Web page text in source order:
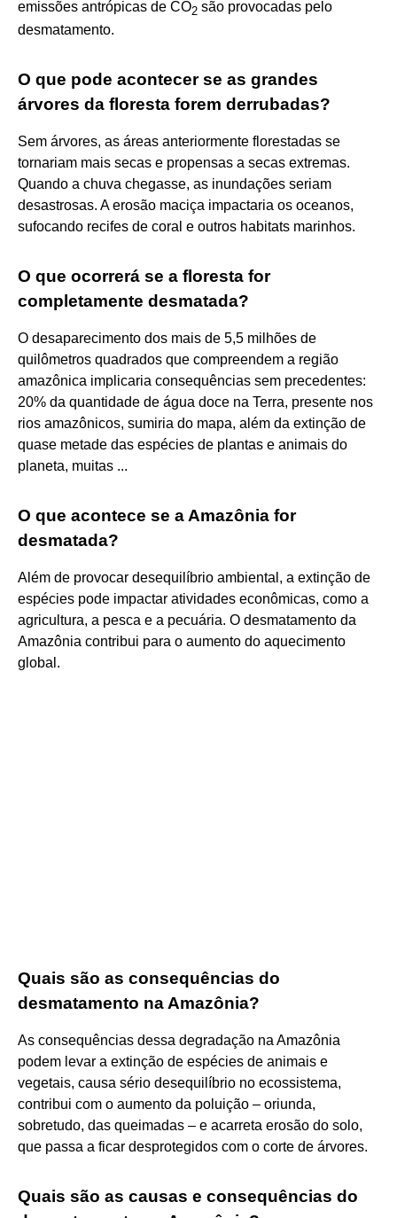
emissões antrópicas de CO2 são provocadas pelo
desmatamento.
O que pode acontecer se as grandes
árvores da floresta forem derrubadas?
Sem árvores, as áreas anteriormente florestadas se
tornariam mais secas e propensas a secas extremas.
Quando a chuva chegasse, as inundações seriam
desastrosas. A erosão maciça impactaria os oceanos,
sufocando recifes de coral e outros habitats marinhos.
O que ocorrerá se a floresta for
completamente desmatada?
O desaparecimento dos mais de 5,5 milhões de
quilômetros quadrados que compreendem a região
amazônica implicaria consequências sem precedentes:
20% da quantidade de água doce na Terra, presente nos
rios amazônicos, sumiria do mapa, além da extinção de
quase metade das espécies de plantas e animais do
planeta, muitas ...
O que acontece se a Amazônia for
desmatada?
Além de provocar desequilíbrio ambiental, a extinção de
espécies pode impactar atividades econômicas, como a
agricultura, a pesca e a pecuária. O desmatamento da
Amazônia contribui para o aumento do aquecimento
global.
Quais são as consequências do
desmatamento na Amazônia?
As consequências dessa degradação na Amazônia
podem levar a extinção de espécies de animais e
vegetais, causa sério desequilíbrio no ecossistema,
contribui com o aumento da poluição – oriunda,
sobretudo, das queimadas – e acarreta erosão do solo,
que passa a ficar desprotegidos com o corte de árvores.
Quais são as causas e consequências do